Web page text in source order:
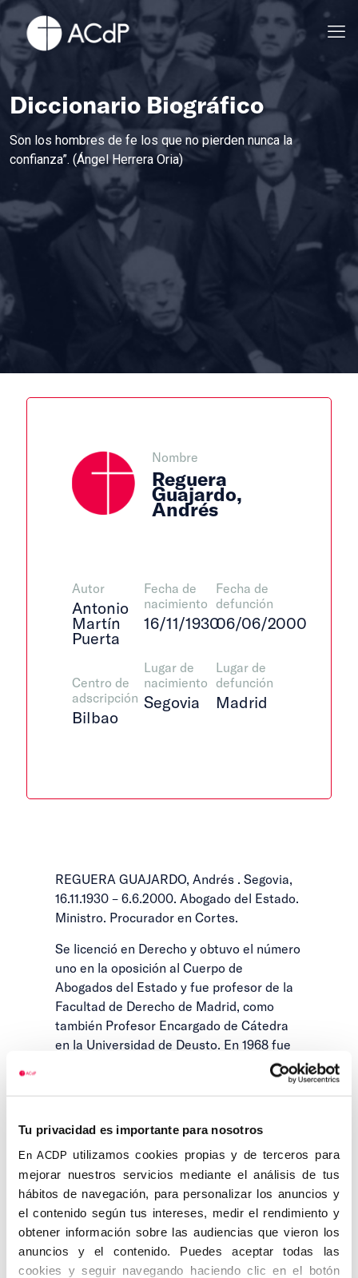
Tu privacidad es importante para nosotros
En ACDP utilizamos cookies propias y de terceros para
mejorar nuestros servicios mediante el análisis de tus
hábitos de navegación, para personalizar los anuncios y
el contenido según tus intereses, medir el rendimiento y
obtener información sobre las audiencias que vieron los
anuncios y el contenido. Puedes aceptar todas las
cookies y seguir navegando haciendo clic en el botón
Diccionario Biográfico
Son los hombres de fe los que no pierden nunca la
confianza”. (Ángel Herrera Oria)
Nombre
Reguera
Guajardo,
Andrés
Autor
Antonio
Martín
Puerta
Centro de
adscripción
Bilbao
Fecha de
nacimiento
16/11/1930
Lugar de
nacimiento
Segovia
Fecha de
defunción
06/06/2000
Lugar de
defunción
Madrid
REGUERA GUAJARDO, Andrés . Segovia,
16.11.1930 – 6.6.2000. Abogado del Estado.
Ministro. Procurador en Cortes.
Se licenció en Derecho y obtuvo el número
uno en la oposición al Cuerpo de
Abogados del Estado y fue profesor de la
Facultad de Derecho de Madrid, como
también Profesor Encargado de Cátedra
en la Universidad de Deusto. En 1968 fue
nombrado Secretario General Técnico del
Ministerio de Obras Públicas. En 1970 fue
Secretario General Técnico de CAMPSA y
también Subsecretario del Ministerio de
Agricultura en 1975. En 1973 fue fundador
del grupo Tácito . En febrero de 1975
colaboró en la fundación de Unión
Democrática Española, presidida por
Federico Silva Muñoz, de donde
posteriormente pasó a UCD.